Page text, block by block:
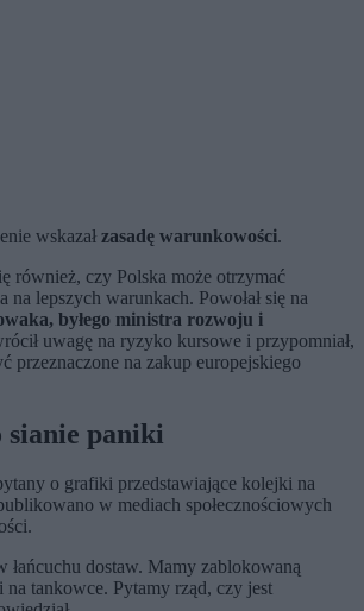
wskazał zasadę warunkowości.
również, czy Polska może otrzymać
na lepszych warunkach. Powołał się na
byłego ministra rozwoju i
uwagę na ryzyko kursowe i przypomniał,
przeznaczone na zakup europejskiego
sianie paniki
o grafiki przedstawiające kolejki na
w mediach społecznościowych
łańcuchu dostaw. Mamy zablokowaną
na tankowce. Pytamy rząd, czy jest